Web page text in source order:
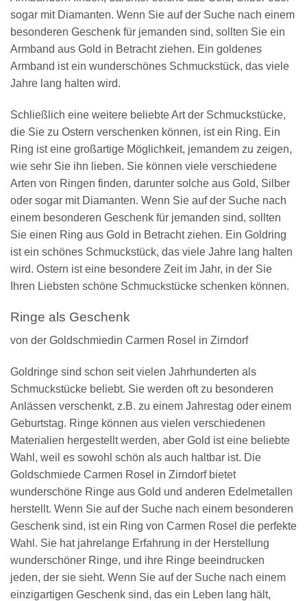
sogar mit Diamanten. Wenn Sie auf der Suche nach einem
besonderen Geschenk für jemanden sind, sollten Sie ein
Armband aus Gold in Betracht ziehen. Ein goldenes
Armband ist ein wunderschönes Schmuckstück, das viele
Jahre lang halten wird.
Schließlich eine weitere beliebte Art der Schmuckstücke,
die Sie zu Ostern verschenken können, ist ein Ring. Ein
Ring ist eine großartige Möglichkeit, jemandem zu zeigen,
wie sehr Sie ihn lieben. Sie können viele verschiedene
Arten von Ringen finden, darunter solche aus Gold, Silber
oder sogar mit Diamanten. Wenn Sie auf der Suche nach
einem besonderen Geschenk für jemanden sind, sollten
Sie einen Ring aus Gold in Betracht ziehen. Ein Goldring
ist ein schönes Schmuckstück, das viele Jahre lang halten
wird. Ostern ist eine besondere Zeit im Jahr, in der Sie
Ihren Liebsten schöne Schmuckstücke schenken können.
Ringe als Geschenk
von der Goldschmiedin Carmen Rosel in Zirndorf
Goldringe sind schon seit vielen Jahrhunderten als
Schmuckstücke beliebt. Sie werden oft zu besonderen
Anlässen verschenkt, z.B. zu einem Jahrestag oder einem
Geburtstag. Ringe können aus vielen verschiedenen
Materialien hergestellt werden, aber Gold ist eine beliebte
Wahl, weil es sowohl schön als auch haltbar ist. Die
Goldschmiede Carmen Rosel in Zirndorf bietet
wunderschöne Ringe aus Gold und anderen Edelmetallen
herstellt. Wenn Sie auf der Suche nach einem besonderen
Geschenk sind, ist ein Ring von Carmen Rosel die perfekte
Wahl. Sie hat jahrelange Erfahrung in der Herstellung
wunderschöner Ringe, und ihre Ringe beeindrucken
jeden, der sie sieht. Wenn Sie auf der Suche nach einem
einzigartigen Geschenk sind, das ein Leben lang hält,